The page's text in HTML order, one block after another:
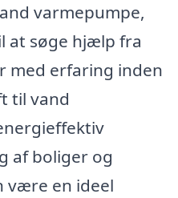
varmepumpe,
at søge hjælp fra
med erfaring inden
til vand
af boliger og
være en ideel